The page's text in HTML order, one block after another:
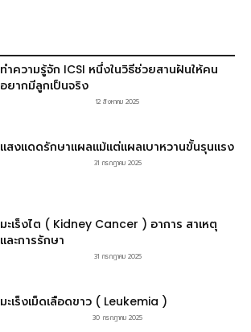
ทำความรู้จัก ICSI หนึ่งในวิธีช่วยสานฝันให้คน
อยากมีลูกเป็นจริง
12 สิงหาคม 2025
แสงแดดรักษาแผลแม้แต่แผลเบาหวานขั้นรุนแรง
31 กรกฎาคม 2025
มะเร็งไต ( Kidney Cancer ) อาการ สาเหตุ
และการรักษา
31 กรกฎาคม 2025
มะเร็งเม็ดเลือดขาว ( Leukemia )
30 กรกฎาคม 2025